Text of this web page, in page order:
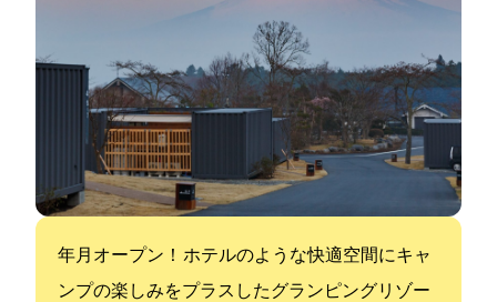
2018年4月オープン！ ホテルのような快適空間にキャ
ンプの楽しみをプラスしたグランピングリゾー